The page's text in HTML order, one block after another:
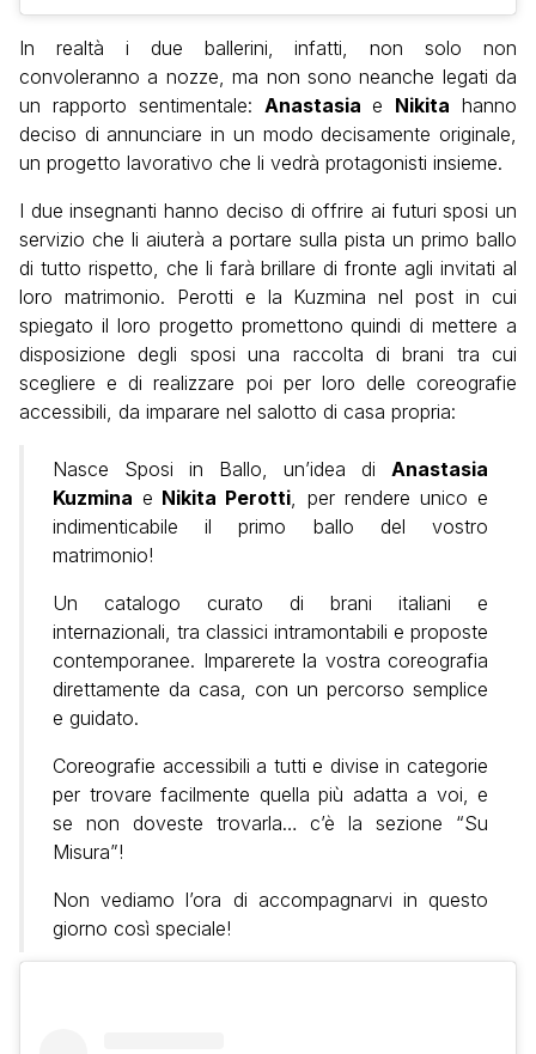
In realtà i due ballerini, infatti, non solo non
convoleranno a nozze, ma non sono neanche legati da
un rapporto sentimentale: Anastasia e Nikita hanno
deciso di annunciare in un modo decisamente originale,
un progetto lavorativo che li vedrà protagonisti insieme.
I due insegnanti hanno deciso di offrire ai futuri sposi un
servizio che li aiuterà a portare sulla pista un primo ballo
di tutto rispetto, che li farà brillare di fronte agli invitati al
loro matrimonio. Perotti e la Kuzmina nel post in cui
spiegato il loro progetto promettono quindi di mettere a
disposizione degli sposi una raccolta di brani tra cui
scegliere e di realizzare poi per loro delle coreografie
accessibili, da imparare nel salotto di casa propria:
Nasce Sposi in Ballo, un’idea di Anastasia
Kuzmina e Nikita Perotti , per rendere unico e
indimenticabile il primo ballo del vostro
matrimonio!
Un catalogo curato di brani italiani e
internazionali, tra classici intramontabili e proposte
contemporanee. Imparerete la vostra coreografia
direttamente da casa, con un percorso semplice
e guidato.
Coreografie accessibili a tutti e divise in categorie
per trovare facilmente quella più adatta a voi, e
se non doveste trovarla… c’è la sezione “Su
Misura”!
Non vediamo l’ora di accompagnarvi in questo
giorno così speciale!